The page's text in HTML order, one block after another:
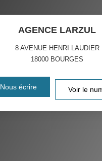
AGENCE LARZUL
8 AVENUE HENRI LAUDIER
18000 BOURGES
Nous écrire Voir le